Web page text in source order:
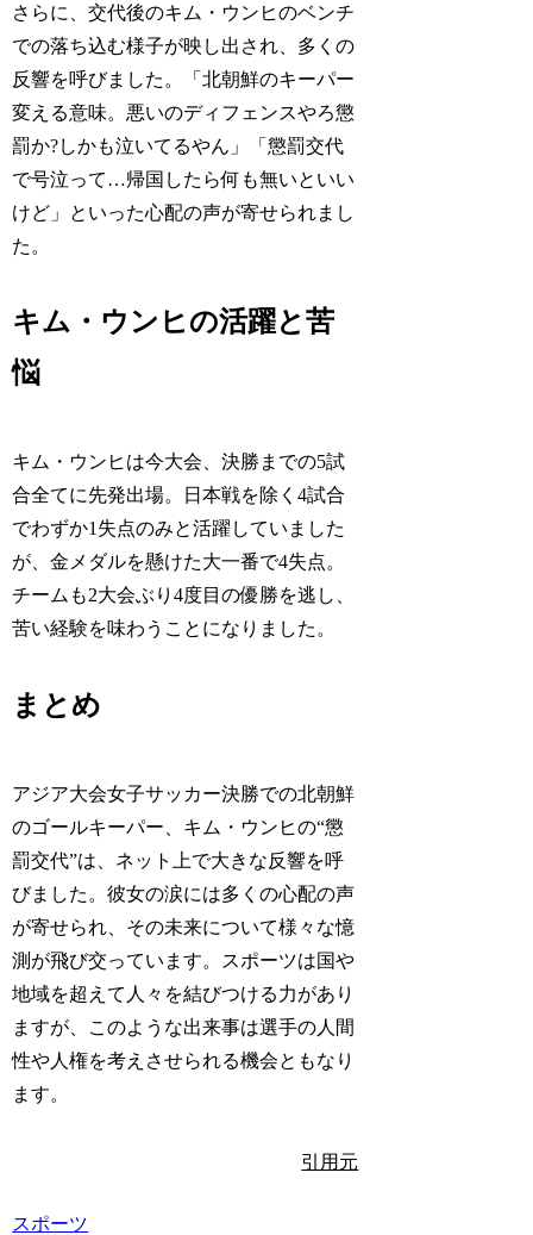
さらに、交代後のキム・ウンヒのベンチ
での落ち込む様子が映し出され、多くの
反響を呼びました。「北朝鮮のキーパー
変える意味。悪いのディフェンスやろ懲
罰か?しかも泣いてるやん」「懲罰交代
で号泣って…帰国したら何も無いといい
けど」といった心配の声が寄せられまし
た。
キム・ウンヒの活躍と苦
悩
キム・ウンヒは今大会、決勝までの5試
合全てに先発出場。日本戦を除く4試合
でわずか1失点のみと活躍していました
が、金メダルを懸けた大一番で4失点。
チームも2大会ぶり4度目の優勝を逃し、
苦い経験を味わうことになりました。
まとめ
アジア大会女子サッカー決勝での北朝鮮
のゴールキーパー、キム・ウンヒの“懲
罰交代”は、ネット上で大きな反響を呼
びました。彼女の涙には多くの心配の声
が寄せられ、その未来について様々な憶
測が飛び交っています。スポーツは国や
地域を超えて人々を結びつける力があり
ますが、このような出来事は選手の人間
性や人権を考えさせられる機会ともなり
ます。
引用元
スポーツ